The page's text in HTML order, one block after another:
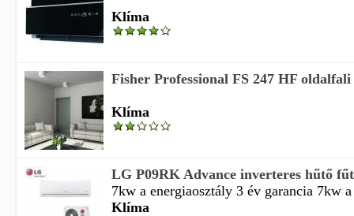
Klíma
Fisher Professional FS 247 HF
Klíma
LG P09RK Advance inverteres hűtő
7kw a energiaosztály 3 év garancia 7kw
Klíma